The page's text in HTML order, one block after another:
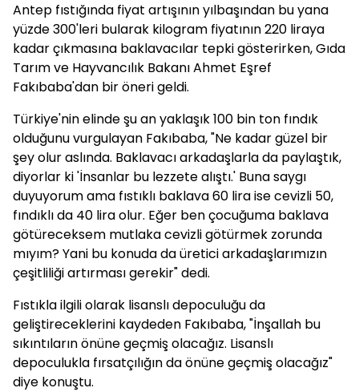
Antep fıstığında fiyat artışının yılbaşından bu yana
yüzde 300'leri bularak kilogram fiyatının 220 liraya
kadar çıkmasına baklavacılar tepki gösterirken, Gıda
Tarım ve Hayvancılık Bakanı Ahmet Eşref
Fakıbaba'dan bir öneri geldi.
Türkiye'nin elinde şu an yaklaşık 100 bin ton fındık
olduğunu vurgulayan Fakıbaba, "Ne kadar güzel bir
şey olur aslında. Baklavacı arkadaşlarla da paylaştık,
diyorlar ki 'İnsanlar bu lezzete alıştı.' Buna saygı
duyuyorum ama fıstıklı baklava 60 lira ise cevizli 50,
fındıklı da 40 lira olur. Eğer ben çocuğuma baklava
götüreceksem mutlaka cevizli götürmek zorunda
mıyım? Yani bu konuda da üretici arkadaşlarımızın
çeşitliliği artırması gerekir" dedi.
Fıstıkla ilgili olarak lisanslı depoculuğu da
geliştireceklerini kaydeden Fakıbaba, "İnşallah bu
sıkıntıların önüne geçmiş olacağız. Lisanslı
depoculukla fırsatçılığın da önüne geçmiş olacağız"
diye konuştu.